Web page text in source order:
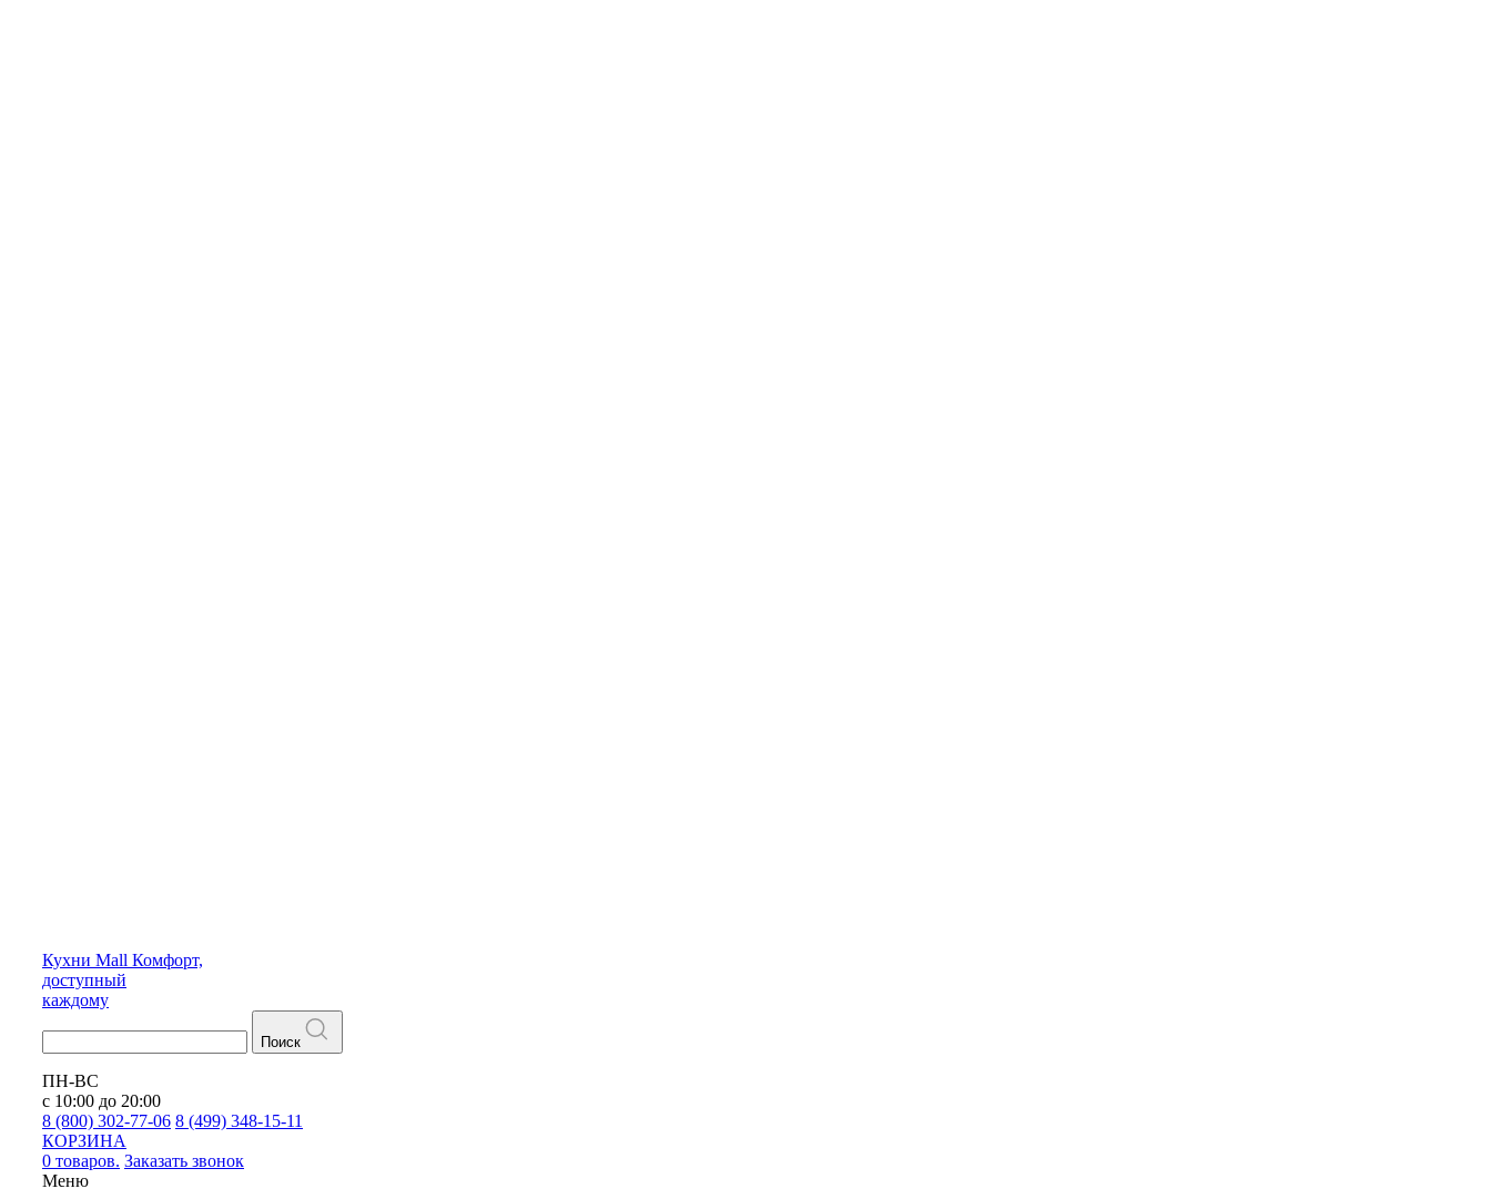
Кухни Mall Комфорт,
доступный
каждому
Поиск
ПН-ВС
с 10:00 до 20:00
8 (800) 302-77-06 8 (499) 348-15-11
КОРЗИНА
0 товаров. Заказать звонок
Меню